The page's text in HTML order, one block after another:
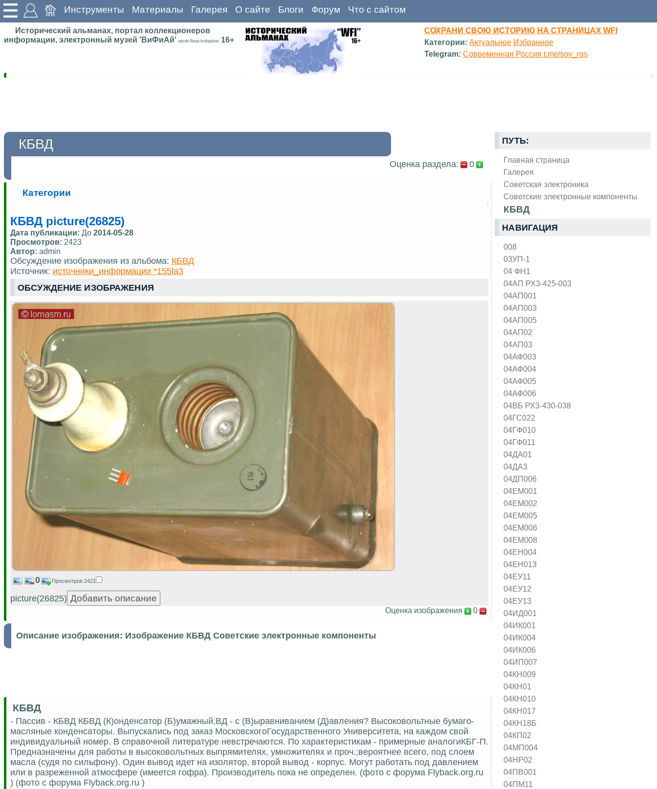
Инструменты Материалы Галерея О сайте Блоги Форум Что с сайтом
Исторический альманах, портал коллекционеров
информации, электронный музей 'ВиФиАй' work-flow-Initiative 16+
СОХРАНИ СВОЮ ИСТОРИЮ НА СТРАНИЦАХ WFI
Категории: Актуальное Избранное
Telegram: Современная Россия t.me/sov_ros
ПУТЬ:
Главная страница
Галерея
Советская электроника
Советские электронные компоненты
КБВД
НАВИГАЦИЯ
008
03УП-1
04 ФН1
04АП РХ3-425-003
04АП001
04АП003
04АП005
04АП02
04АП03
04АФ003
04АФ004
04АФ005
04АФ006
04ВБ РХ3-430-038
04ГС022
04ГФ010
04ГФ011
04ДА01
04ДА3
04ДП006
04ЕМ001
04ЕМ002
04ЕМ005
04ЕМ006
04ЕМ008
04ЕН004
04ЕН013
04ЕУ11
04ЕУ12
04ЕУ13
04ИД001
04ИК001
04ИК004
04ИК006
04ИП007
04КН009
04КН01
04КН010
04КН017
04КН18Б
04КП02
04МП004
04НР02
04ПВ001
04ПМ11
КБВД
Оценка раздела: 0
Категории
КБВД picture(26825)
Дата публикации: До 2014-05-28
Просмотров: 2423
Автор: admin
Обсуждение изображения из альбома: КБВД
Источник: источники_информации *155la3
ОБСУЖДЕНИЕ ИЗОБРАЖЕНИЯ
0 Просмотров 2421
picture(26825)
Оценка изображения 0
Описание изображения: Изображение КБВД Советские электронные компоненты
КБВД
- Пассив - КБВД КБВД (К)онденсатор (Б)умажный,ВД - с (В)ыравниванием (Д)авления? Высоковольтные бумаго-
масляные конденсаторы. Выпускались под заказ МосковскогоГосударственного Университета, на каждом свой
индивидуальный номер. В справочной литературе невстречаются. По характеристикам - примерные аналогиКБГ-П.
Предназначены для работы в высоковольтных выпрямителях, умножителях и проч.;вероятнее всего, под слоем
масла (судя по сильфону). Один вывод идет на изолятор, второй вывод - корпус. Могут работать под давлением
или в разреженной атмосфере (имеется гофра). Производитель пока не определен. (фото с форума Flyback.org.ru
) (фото с форума Flyback.org.ru )